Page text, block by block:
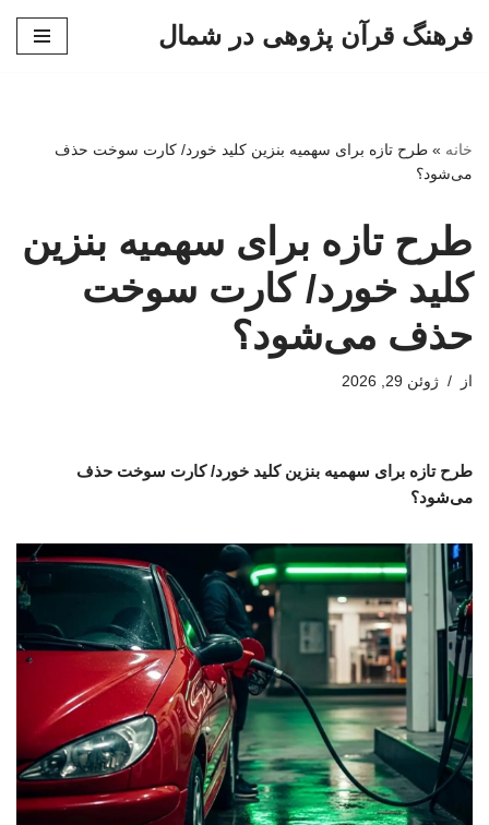
فرهنگ قرآن پژوهی در شمال
خانه » طرح تازه برای سهمیه بنزین کلید خورد/ کارت سوخت حذف
می‌شود؟
طرح تازه برای سهمیه بنزین
کلید خورد/ کارت سوخت
حذف می‌شود؟
از ژوئن 29, 2026
طرح تازه برای سهمیه بنزین کلید خورد/ کارت سوخت حذف
می‌شود؟